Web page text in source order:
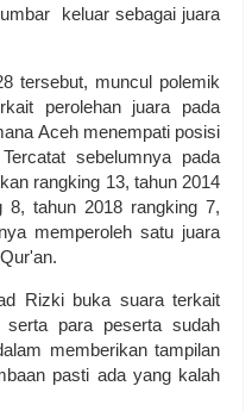
keluar sebagai juara
tersebut, muncul polemik
perolehan juara pada
Aceh menempati posisi
sebelumnya pada
rangking 13, tahun 2014
8, tahun 2018 rangking 7,
memperoleh satu juara
Rizki buka suara terkait
para peserta sudah
memberikan tampilan
pasti ada yang kalah